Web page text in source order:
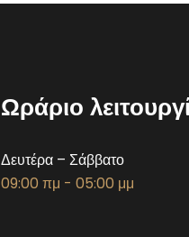
Ωράριο
Δευτέρα – Σάββατο
09:00 πμ - 05:00 μμ